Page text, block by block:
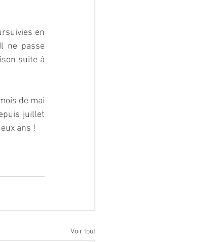
en
ne passe
suite à
de mai
juillet
ans !
Voir tout